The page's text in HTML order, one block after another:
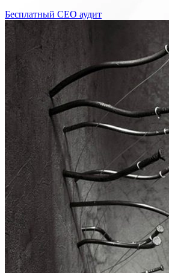
Бесплатный СЕО аудит